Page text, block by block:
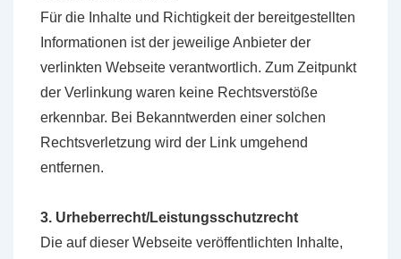
Für die Inhalte und Richtigkeit der bereitgestellten
Informationen ist der jeweilige Anbieter der
verlinkten Webseite verantwortlich. Zum Zeitpunkt
der Verlinkung waren keine Rechtsverstöße
erkennbar. Bei Bekanntwerden einer solchen
Rechtsverletzung wird der Link umgehend
entfernen.
3. Urheberrecht/Leistungsschutzrecht
Die auf dieser Webseite veröffentlichten Inhalte,